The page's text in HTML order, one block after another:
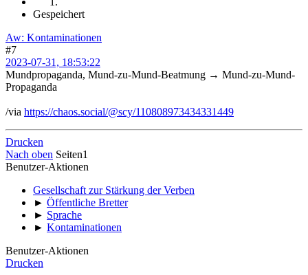
Gespeichert
Aw: Kontaminationen
#7
2023-07-31, 18:53:22
Mundpropaganda, Mund-zu-Mund-Beatmung → Mund-zu-Mund-
Propaganda
/via https://chaos.social/@scy/110808973434331449
Drucken
Nach oben Seiten1
Benutzer-Aktionen
Gesellschaft zur Stärkung der Verben
► Öffentliche Bretter
► Sprache
► Kontaminationen
Benutzer-Aktionen
Drucken